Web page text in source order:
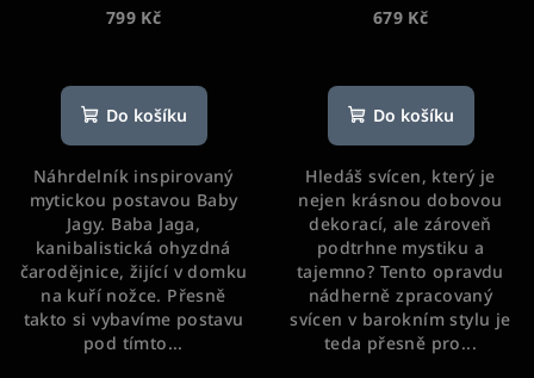
799 Kč
hodnocení
produktu
z
5
hvězdiček.
Do košíku
Náhrdelník inspirovaný
mytickou postavou Baby
Jagy. Baba Jaga,
kanibalistická ohyzdná
čarodějnice, žijící v domku
na kuří nožce. Přesně
takto si vybavíme postavu
pod tímto...
679 Kč
Do košíku
Hledáš svícen, který je
nejen krásnou dobovou
dekorací, ale zároveň
podtrhne mystiku a
tajemno? Tento opravdu
nádherně zpracovaný
svícen v barokním stylu je
teda přesně pro...